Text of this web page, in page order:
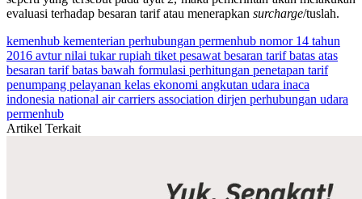
evaluasi terhadap besaran tarif atau menerapkan surcharge/tuslah.
kemenhub kementerian perhubungan permenhub nomor 14 tahun
2016 avturnilai tukar rupiah tiket pesawat besaran tarif batas atas
besaran tarif batas bawah formulasi perhitungan penetapan tarif
penumpang pelayanan kelas ekonomi angkutan udara inaca
indonesia national air carriers association dirjen perhubungan udara
permenhub
Artikel Terkait